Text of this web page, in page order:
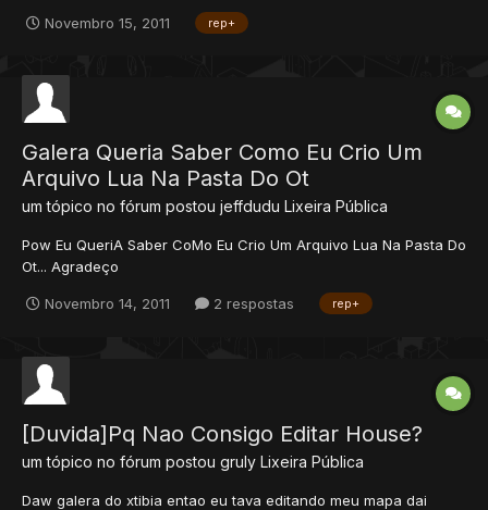
Novembro 15, 2011 rep+
Galera Queria Saber Como Eu Crio Um
Arquivo Lua Na Pasta Do Ot
um tópico no fórum postou jeffdudu Lixeira Pública
Pow Eu QueriA Saber CoMo Eu Crio Um Arquivo Lua Na Pasta Do
Ot... Agradeço
Novembro 14, 2011 2 respostas rep+
[Duvida]Pq Nao Consigo Editar House?
um tópico no fórum postou gruly Lixeira Pública
Daw galera do xtibia entao eu tava editando meu mapa dai